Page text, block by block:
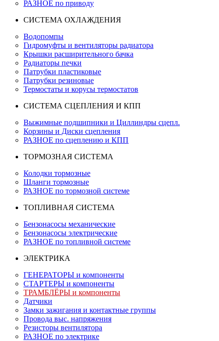
РАЗНОЕ по приводу
СИСТЕМА ОХЛАЖДЕНИЯ
Водопомпы
Гидромуфты и вентиляторы радиатора
Крышки расширительного бачка
Радиаторы печки
Патрубки пластиковые
Патрубки резиновые
Термостаты и корусы термостатов
СИСТЕМА СЦЕПЛЕНИЯ И КПП
Выжимные подшипники и Циллиндры сцепл.
Корзины и Диски сцепления
РАЗНОЕ по сцеплению и КПП
ТОРМОЗНАЯ СИСТЕМА
Колодки тормозные
Шланги тормозные
РАЗНОЕ по тормозной системе
ТОПЛИВНАЯ СИСТЕМА
Бензонасосы механические
Бензонасосы электрические
РАЗНОЕ по топливной системе
ЭЛЕКТРИКА
ГЕНЕРАТОРЫ и компоненты
СТАРТЕРЫ и компоненты
ТРАМБЛЁРЫ и компоненты
Датчики
Замки зажигания и контактные группы
Провода выс. напряжения
Резисторы вентилятора
РАЗНОЕ по электрике